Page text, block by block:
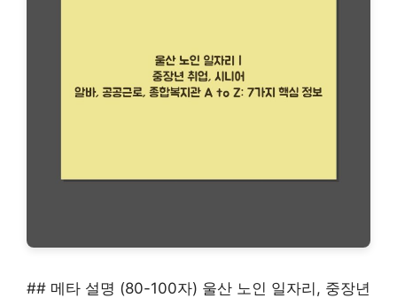
## 메타 설명 (80-100자) 울산 노인 일자리, 중장년